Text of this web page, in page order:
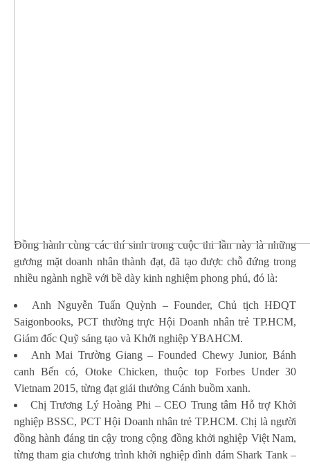
Đồng hành cùng các thí sinh trong cuộc thi lần này là những
gương mặt doanh nhân thành đạt, đã tạo được chỗ đứng trong
nhiều ngành nghề với bề dày kinh nghiệm phong phú, đó là:
Anh Nguyễn Tuấn Quỳnh – Founder, Chủ tịch HĐQT
Saigonbooks, PCT thường trực Hội Doanh nhân trẻ TP.HCM,
Giám đốc Quỹ sáng tạo và Khởi nghiệp YBAHCM.
Anh Mai Trường Giang – Founded Chewy Junior, Bánh
canh Bến có, Otoke Chicken, thuộc top Forbes Under 30
Vietnam 2015, từng đạt giải thưởng Cánh buồm xanh.
Chị Trương Lý Hoàng Phi – CEO Trung tâm Hỗ trợ Khởi
nghiệp BSSC, PCT Hội Doanh nhân trẻ TP.HCM. Chị là người
đồng hành đáng tin cậy trong cộng đồng khởi nghiệp Việt Nam,
từng tham gia chương trình khởi nghiệp đình đám Shark Tank –